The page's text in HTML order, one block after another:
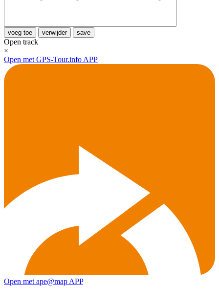
voeg toe verwijder save
Open track
×
Open met GPS-Tour.info APP
Open met ape@map APP